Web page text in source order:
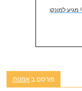
למונקו
פורסם באמנות